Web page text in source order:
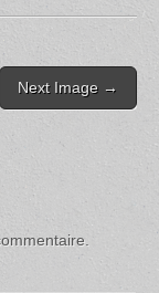
Next Image →